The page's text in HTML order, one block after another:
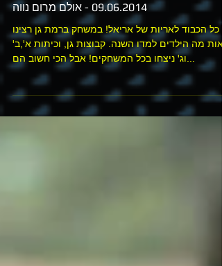
משחק כדורגל אולמות (קטרגל) ברמת גן
09.06.2014 - אולם מרום נווה
כל הכבוד לאריות של אריאל! במשחק ברמת גן רצינו
מה הילדים למדו השנה. קבוצות גן, וכיתות א',ב'
וג' ניצחו בכל המשחקים! אבל הכי חשוב הם...